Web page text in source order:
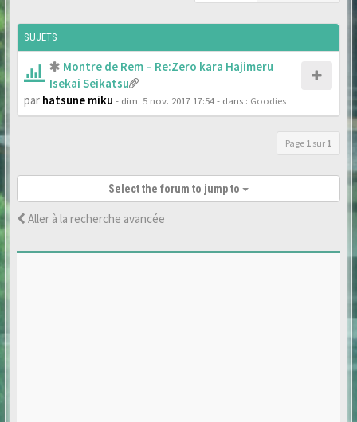
SUJETS
Montre de Rem – Re:Zero kara Hajimeru
Isekai Seikatsu
par hatsune miku - dim. 5 nov. 2017 17:54- dans : Goodies
Page 1 sur 1
Select the forum to jump to
Aller à la recherche avancée